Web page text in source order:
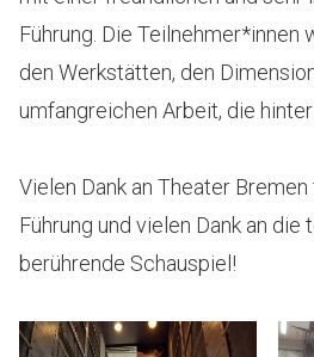
Führung. Die Teilnehmer*innen
den Werkstätten, den
umfangreichen Arbeit, die
Vielen Dank an Theater
Führung und vielen Dank an
berührende Schauspiel!